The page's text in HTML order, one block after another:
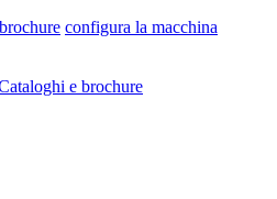
configura la macchina
e brochure